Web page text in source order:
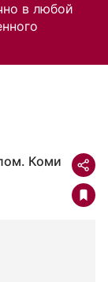
в любой
Коми